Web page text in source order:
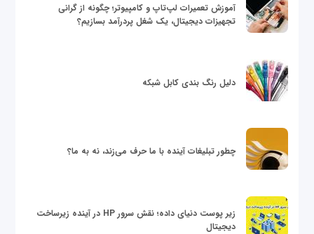
آموزش تعمیرات لپ‌تاپ و کامپیوتر؛ چگونه از گرانی
تجهیزات دیجیتال، یک شغل پردرآمد بسازیم؟
دلیل رنگ بندی کابل شبکه
چطور تبلیغات آینده با ما حرف می‌زند، نه به ما؟
زیر پوست دنیای داده؛ نقش سرور HP در آینده زیرساخت
دیجیتال